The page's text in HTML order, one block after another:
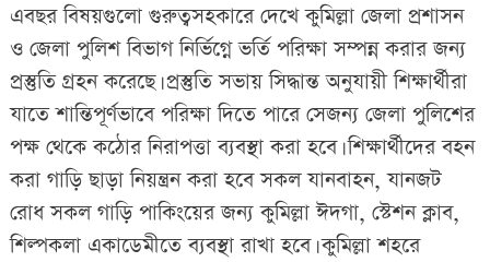
এবছর বিষয়গুলো গুরুত্বসহকারে দেখে কুমিল্লা জেলা প্রশাসন
ও জেলা পুলিশ বিভাগ নির্ভিগ্নে ভর্তি পরিক্ষা সম্পন্ন করার জন্য
প্রস্তুতি গ্রহন করেছে। প্রস্তুতি সভায় সিদ্ধান্ত অনুযায়ী শিক্ষার্থীরা
যাতে শান্তিপূর্ণভাবে পরিক্ষা দিতে পারে সেজন্য জেলা পুলিশের
পক্ষ থেকে কঠোর নিরাপত্তা ব্যবস্থা করা হবে। শিক্ষার্থীদের বহন
করা গাড়ি ছাড়া নিয়ন্ত্রন করা হবে সকল যানবাহন, যানজট
রোধ সকল গাড়ি পাকিংয়ের জন্য কুমিল্লা ঈদগা, স্টেশন ক্লাব,
শিল্পকলা একাডেমীতে ব্যবস্থা রাখা হবে। কুমিল্লা শহরে